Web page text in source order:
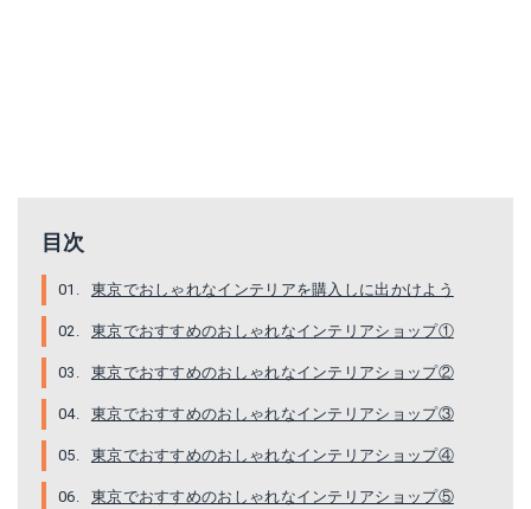
目次
東京でおしゃれなインテリアを購入しに出かけよう
東京でおすすめのおしゃれなインテリアショップ①
東京でおすすめのおしゃれなインテリアショップ②
東京でおすすめのおしゃれなインテリアショップ③
東京でおすすめのおしゃれなインテリアショップ④
東京でおすすめのおしゃれなインテリアショップ⑤